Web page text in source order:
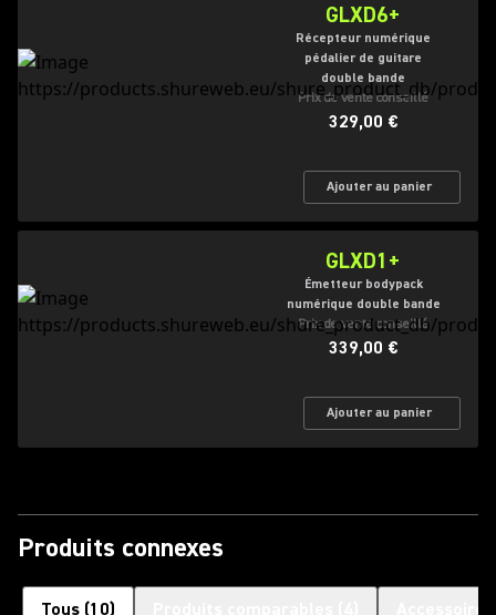
GLXD6+
Récepteur numérique
pédalier de guitare
double bande
Prix de vente conseillé
329,00 €
Ajouter au panier
GLXD1+
Émetteur bodypack
numérique double bande
Prix de vente conseillé
339,00 €
Ajouter au panier
Produits connexes
Tous (10)